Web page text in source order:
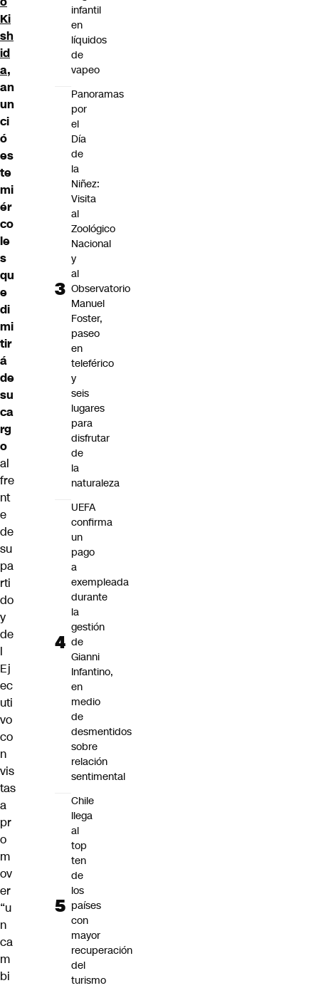
Ki
sh
id
a,
an
un
ci
ó
es
te
mi
ér
co
le
s
qu
e
di
mi
tir
á
de
su
ca
rg
o
al
fre
nt
e
de
su
pa
rti
do
y
de
l
Ej
ec
uti
vo
co
n
vis
tas
a
pr
o
m
ov
er
“u
n
ca
m
bi
infantil
en
líquidos
de
vapeo
Panoramas
por
el
Día
de
la
Niñez:
Visita
al
Zoológico
Nacional
y
al
Observatorio
Manuel
Foster,
paseo
en
teleférico
y
seis
lugares
para
disfrutar
de
la
naturaleza
UEFA
confirma
un
pago
a
exempleada
durante
la
gestión
de
Gianni
Infantino,
en
medio
de
desmentidos
sobre
relación
sentimental
Chile
llega
al
top
ten
de
los
países
con
mayor
recuperación
del
turismo